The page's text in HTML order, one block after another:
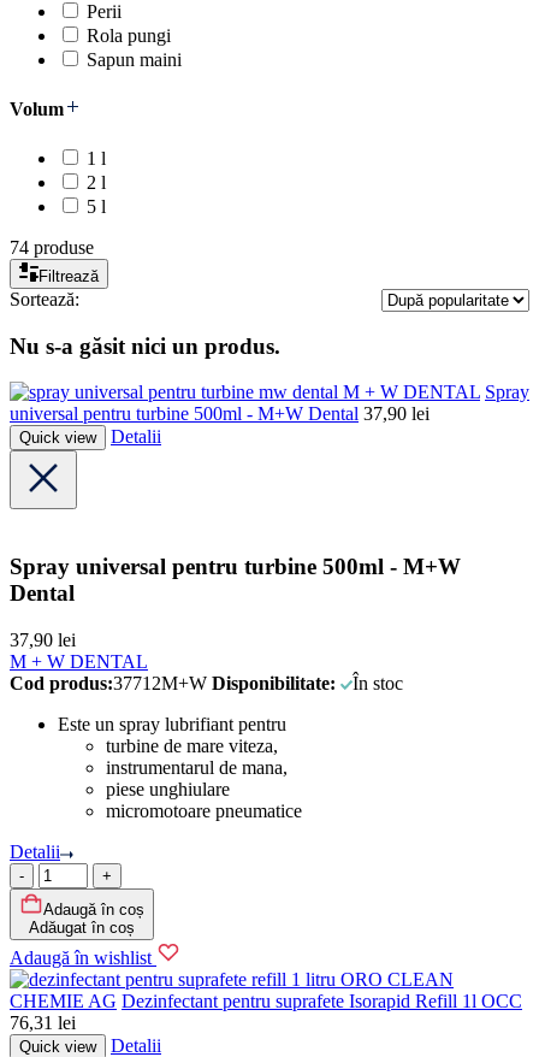
Perii
Rola pungi
Sapun maini
Volum
1 l
2 l
5 l
74 produse
Filtrează
Sortează:
Nu s-a găsit nici un produs.
M + W DENTAL Spray
universal pentru turbine 500ml - M+W Dental 37,90 lei
Quick view Detalii
Spray universal pentru turbine 500ml - M+W
Dental
37,90 lei
M + W DENTAL
Cod produs:37712M+W Disponibilitate:
În stoc
Este un spray lubrifiant pentru
turbine de mare viteza,
instrumentarul de mana,
piese unghiulare
micromotoare pneumatice
Detalii
Cantitate
Adaugă în coș
Adăugat în coș
Adaugă în wishlist
ORO CLEAN
CHEMIE AG Dezinfectant pentru suprafete Isorapid Refill 1l OCC
76,31 lei
Quick view Detalii